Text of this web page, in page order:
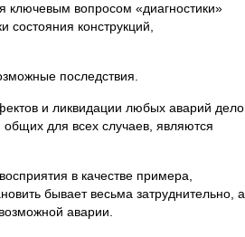
ключевым вопросом «диагностики»
конструкций,
последствия.
и ликвидации любых аварий дело
для всех случаев, являются
в качестве примера,
бывает весьма затруднительно, а
аварии.